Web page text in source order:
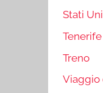
Stati
Tenerife
Treno
Viaggio